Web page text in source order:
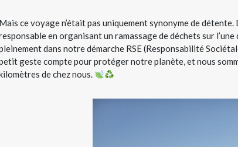
Mais ce voyage n’était pas uniquement synonyme de
en organisant un ramassage de déchets sur
dans notre démarche RSE (Responsabilité
geste compte pour protéger notre planète, et nous
de chez nous.